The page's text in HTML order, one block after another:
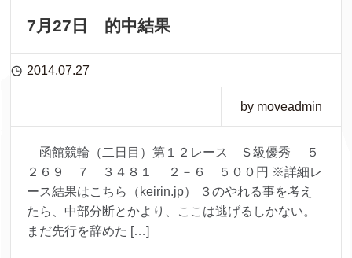
7月27日 的中結果
2014.07.27
by moveadmin
函館競輪（二日目）第１２レース Ｓ級優秀 ５
２６９ ７ ３４８１ ２－６ ５００円 ※詳細レ
ース結果はこちら（keirin.jp） ３のやれる事を考え
たら、中部分断とかより、ここは逃げるしかない。
まだ先行を辞めた […]